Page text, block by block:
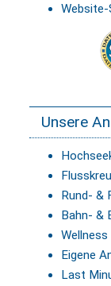
Website-
Unsere
Rund- &
Bahn- &
Eigene
Last